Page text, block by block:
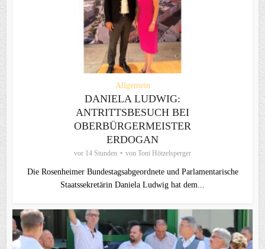
Allgemein
DANIELA LUDWIG:
ANTRITTSBESUCH BEI
OBERBÜRGERMEISTER
ERDOGAN
vor 14 Stunden von Toni Hötzelsperger
Die Rosenheimer Bundestagsabgeordnete und Parlamentarische
Staatssekretärin Daniela Ludwig hat dem...